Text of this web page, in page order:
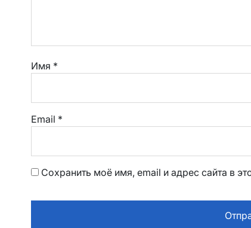
Имя *
Email *
Сохранить моё имя, email и адрес сайта в